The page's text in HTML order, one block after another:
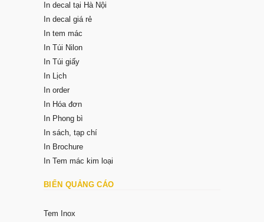
In decal tại Hà Nội
In decal giá rẻ
In tem mác
In Túi Nilon
In Túi giấy
In Lịch
In order
In Hóa đơn
In Phong bì
In sách, tạp chí
In Brochure
In Tem mác kim loại
BIỂN QUẢNG CÁO
Tem Inox